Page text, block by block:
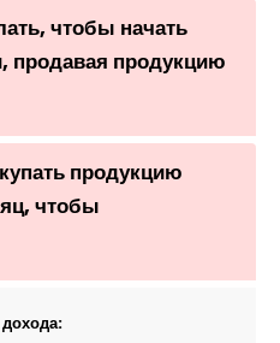
чтобы начать
продавая продукцию
продукцию
чтобы